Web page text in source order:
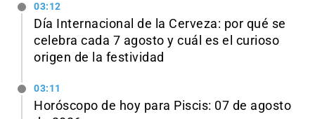
03:12
Día Internacional de la Cerveza: por qué se
celebra cada 7 agosto y cuál es el curioso
origen de la festividad
03:11
Horóscopo de hoy para Piscis: 07 de agosto